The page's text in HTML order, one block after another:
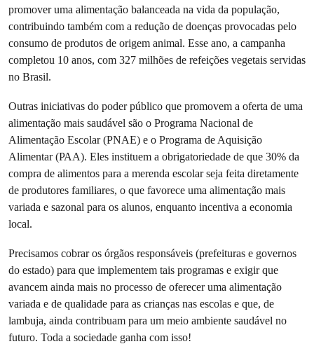
promover uma alimentação balanceada na vida da população,
contribuindo também com a redução de doenças provocadas pelo
consumo de produtos de origem animal. Esse ano, a campanha
completou 10 anos, com 327 milhões de refeições vegetais servidas
no Brasil.
Outras iniciativas do poder público que promovem a oferta de uma
alimentação mais saudável são o Programa Nacional de
Alimentação Escolar (PNAE) e o Programa de Aquisição
Alimentar (PAA). Eles instituem a obrigatoriedade de que 30% da
compra de alimentos para a merenda escolar seja feita diretamente
de produtores familiares, o que favorece uma alimentação mais
variada e sazonal para os alunos, enquanto incentiva a economia
local.
Precisamos cobrar os órgãos responsáveis (prefeituras e governos
do estado) para que implementem tais programas e exigir que
avancem ainda mais no processo de oferecer uma alimentação
variada e de qualidade para as crianças nas escolas e que, de
lambuja, ainda contribuam para um meio ambiente saudável no
futuro. Toda a sociedade ganha com isso!